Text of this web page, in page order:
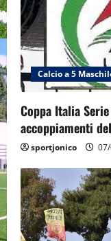
Calcio a 5
Coppa Italia
accoppiamenti
sportjonico